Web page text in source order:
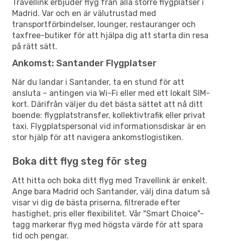
Travellink erbjuder flyg från alla större flygplatser i
Madrid. Var och en är välutrustad med
transportförbindelser, lounger, restauranger och
taxfree-butiker för att hjälpa dig att starta din resa
på rätt sätt.
Ankomst: Santander Flygplatser
När du landar i Santander, ta en stund för att
ansluta – antingen via Wi-Fi eller med ett lokalt SIM-
kort. Därifrån väljer du det bästa sättet att nå ditt
boende: flygplatstransfer, kollektivtrafik eller privat
taxi. Flygplatspersonal vid informationsdiskar är en
stor hjälp för att navigera ankomstlogistiken.
Boka ditt flyg steg för steg
Att hitta och boka ditt flyg med Travellink är enkelt.
Ange bara Madrid och Santander, välj dina datum så
visar vi dig de bästa priserna, filtrerade efter
hastighet, pris eller flexibilitet. Vår "Smart Choice"-
tagg markerar flyg med högsta värde för att spara
tid och pengar.